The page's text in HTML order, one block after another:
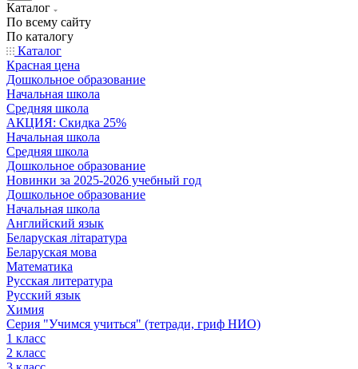
Каталог
По всему сайту
По каталогу
Каталог
Красная цена
Дошкольное образование
Начальная школа
Средняя школа
АКЦИЯ: Скидка 25%
Начальная школа
Средняя школа
Дошкольное образование
Новинки за 2025-2026 учебный год
Дошкольное образование
Начальная школа
Английский язык
Беларуская літаратура
Беларуская мова
Математика
Русская литература
Русский язык
Химия
Серия "Учимся учиться" (тетради, гриф НИО)
1 класс
2 класс